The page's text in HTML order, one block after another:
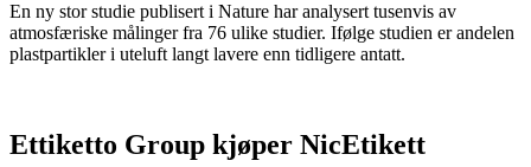
En ny stor studie publisert i Nature har analysert tusenvis av
atmosfæriske målinger fra 76 ulike studier. Ifølge studien er andelen
plastpartikler i uteluft langt lavere enn tidligere antatt.
Ettiketto Group kjøper NicEtikett